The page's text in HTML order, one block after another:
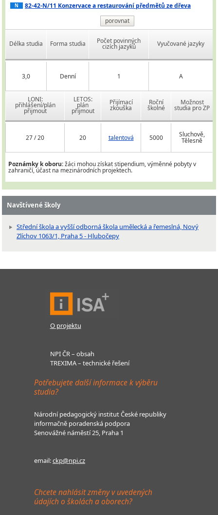
N
82-42-N/11 Konzervace a restaurování předmětů ze dřeva
porovnat
Délka studia Forma studia Počet povinných
cizích jazyků Vyučované jazyky
3,0 Denní 1 A
LONI:
přihlášení/plán
přijmout
LETOS:
plán
přijmout
Přijímací
zkouška
Roční
školné
Možnost
studia pro ZP
27 / 20 20 talentová 5000 Sluchově,
Tělesně
Poznámky k oboru:žáci mohou získat stipendium, výměnné pobyty v
zahraničí, účast na mezinárodních projektech.
Navštívené školy
Střední škola a vyšší odborná škola umělecká a řemeslná, Nový
Zlíchov 1063/1, Praha 5 - Hlubočepy
O projektu
NPI ČR – obsah
TREXIMA – technické řešení
Potřebujete další informace k výběru
studia?
Národní pedagogický institut České republiky
informačně poradenská podpora
Senovážné náměstí 25, Praha 1
email:ckp@npi.cz
Chcete nahlásit změny v uvedených
údajích o školách a oborech?